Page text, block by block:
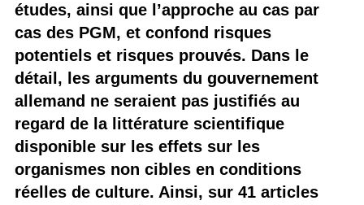
études, ainsi que l’approche au cas par
cas des PGM, et confond risques
potentiels et risques prouvés. Dans le
détail, les arguments du gouvernement
allemand ne seraient pas justifiés au
regard de la littérature scientifique
disponible sur les effets sur les
organismes non cibles en conditions
réelles de culture. Ainsi, sur 41 articles